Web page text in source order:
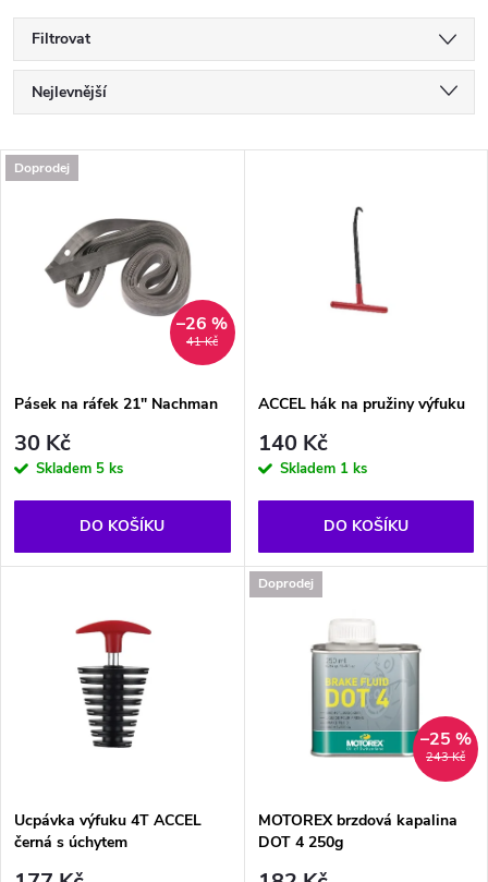
Filtrovat
Ř
a
p
r
d
ů
Nejlevnější
Nejprodávanější
Abecedně
V
s
p
r
o
ů
Doprodej
41 Kč
–26 %
Pásek na ráfek 21" Nachman
30 Kč
Skladem 5 ks
DO KOŠÍKU
ACCEL hák na pružiny výfuku
140 Kč
Skladem 1 ks
DO KOŠÍKU
Ucpávka výfuku 4T ACCEL
černá s úchytem
Doprodej
243 Kč
–25 %
MOTOREX brzdová kapalina
DOT 4 250g